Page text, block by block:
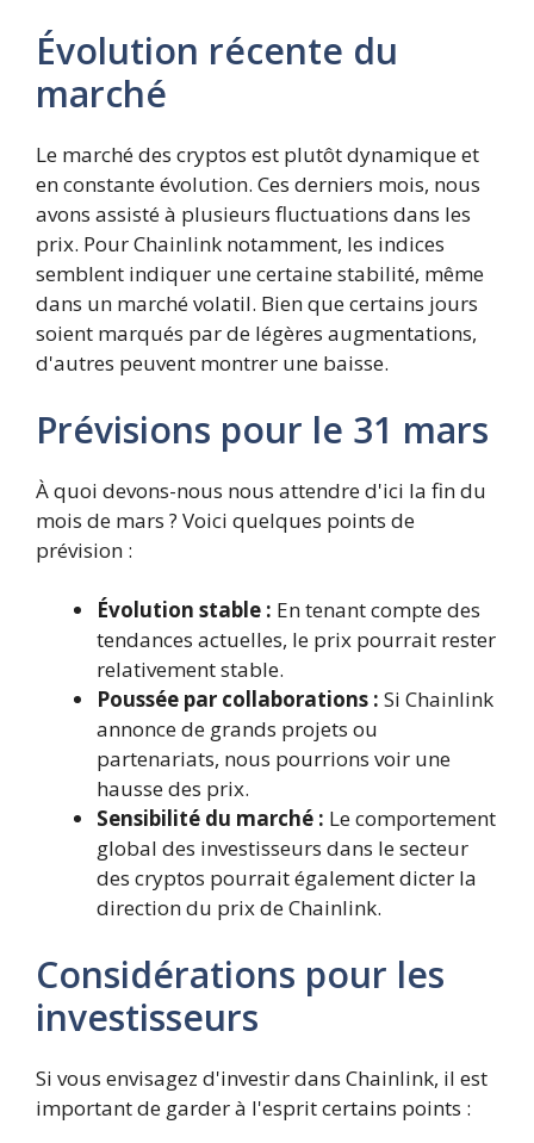
Évolution récente du
marché
Le marché des cryptos est plutôt dynamique et
en constante évolution. Ces derniers mois, nous
avons assisté à plusieurs fluctuations dans les
prix. Pour Chainlink notamment, les indices
semblent indiquer une certaine stabilité, même
dans un marché volatil. Bien que certains jours
soient marqués par de légères augmentations,
d'autres peuvent montrer une baisse.
Prévisions pour le 31 mars
À quoi devons-nous nous attendre d'ici la fin du
mois de mars ? Voici quelques points de
prévision :
Évolution stable : En tenant compte des
tendances actuelles, le prix pourrait rester
relativement stable.
Poussée par collaborations : Si Chainlink
annonce de grands projets ou
partenariats, nous pourrions voir une
hausse des prix.
Sensibilité du marché : Le comportement
global des investisseurs dans le secteur
des cryptos pourrait également dicter la
direction du prix de Chainlink.
Considérations pour les
investisseurs
Si vous envisagez d'investir dans Chainlink, il est
important de garder à l'esprit certains points :